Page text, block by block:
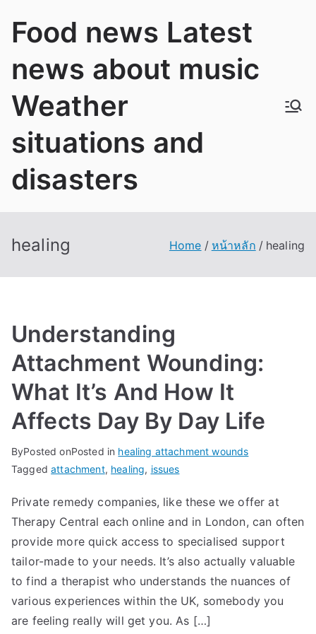
Food news Latest
news about music
Weather
situations and
disasters
healing Home หน้าหลัก healing
Understanding
Attachment Wounding:
What It’s And How It
Affects Day By Day Life
ByPosted onPosted in healing attachment wounds
Taggedattachment, healing, issues
Private remedy companies, like these we offer at
Therapy Central each online and in London, can often
provide more quick access to specialised support
tailor-made to your needs. It’s also actually valuable
to find a therapist who understands the nuances of
various experiences within the UK, somebody you
are feeling really will get you. As […]